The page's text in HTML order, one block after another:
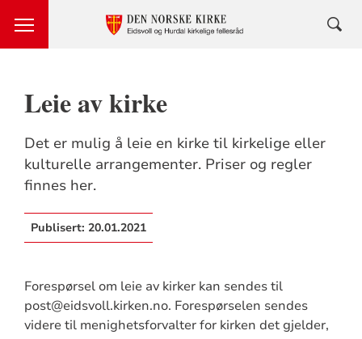
Leie av kirke
Det er mulig å leie en kirke til kirkelige eller
kulturelle arrangementer. Priser og regler
finnes her.
Publisert: 20.01.2021
Forespørsel om leie av kirker kan sendes til
post@eidsvoll.kirken.no. Forespørselen sendes
videre til menighetsforvalter for kirken det gjelder,